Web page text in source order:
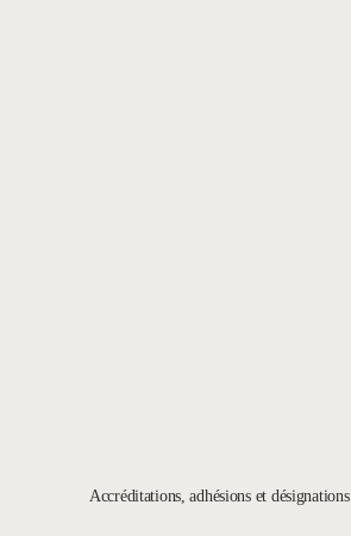
Accréditations, adhésions et désignations